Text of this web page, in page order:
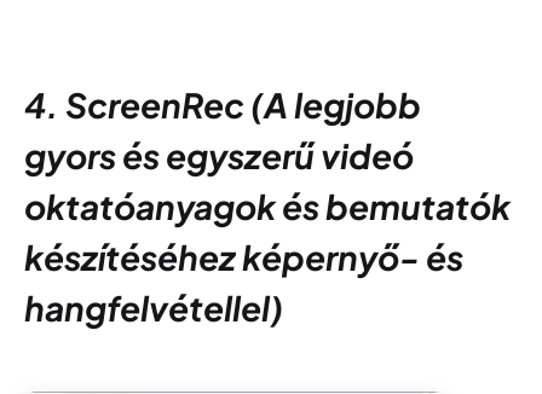
4. ScreenRec (A legjobb
gyors és egyszerű videó
oktatóanyagok és bemutatók
készítéséhez képernyő- és
hangfelvétellel)